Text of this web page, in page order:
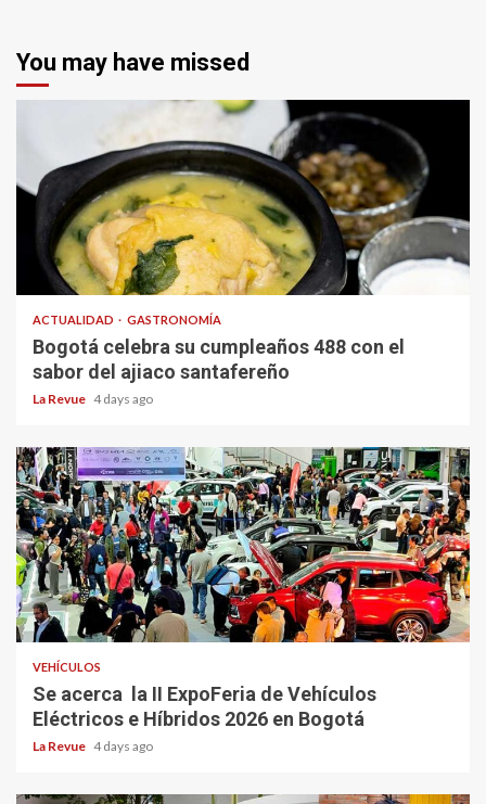
You may have missed
ACTUALIDAD GASTRONOMÍA
Bogotá celebra su cumpleaños 488 con el
sabor del ajiaco santafereño
La Revue 4 days ago
VEHÍCULOS
Se acerca la II ExpoFeria de Vehículos
Eléctricos e Híbridos 2026 en Bogotá
La Revue 4 days ago